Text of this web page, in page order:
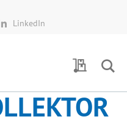
LinkedIn
Meine